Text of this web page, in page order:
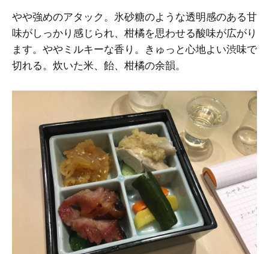
やや強めのアタック。氷砂糖のような透明感のある甘
味がしっかり感じられ、柑橘を思わせる酸味が広がり
ます。ややミルキーな香り。きゅっと心地よい渋味で
切れる。炊いた米、飴、柑橘の余韻。